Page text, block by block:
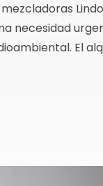
necesidad
El